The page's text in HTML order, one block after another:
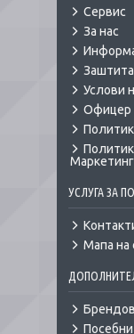
Сервис
За нас
Услови
Офицер
Маркетинг
УСЛУГА ЗА
Мапа на